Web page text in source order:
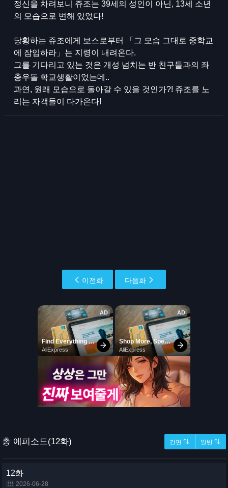
정신을 차려보니 쥬조는 39세의 성인이 아닌, 13세 소년
의 모습으로 변해 있었다!
당황하는 쥬조에게 보스로부터 「그 모습 그대로 중학교
에 잠입하라」는 지령이 내려온다.
그를 기다리고 있는 것은 개성 넘치는 반 친구들과의 좌
충우돌 학교생활이었는데..
과연, 원래 모습으로 돌아갈 수 있을 것인가?! 쥬조를 노
리는 자객들이 다가온다!
이전화 다음화
총 에피소드(12화) 간편 ⇅ 일반 ⇅
12화
2026-06-28